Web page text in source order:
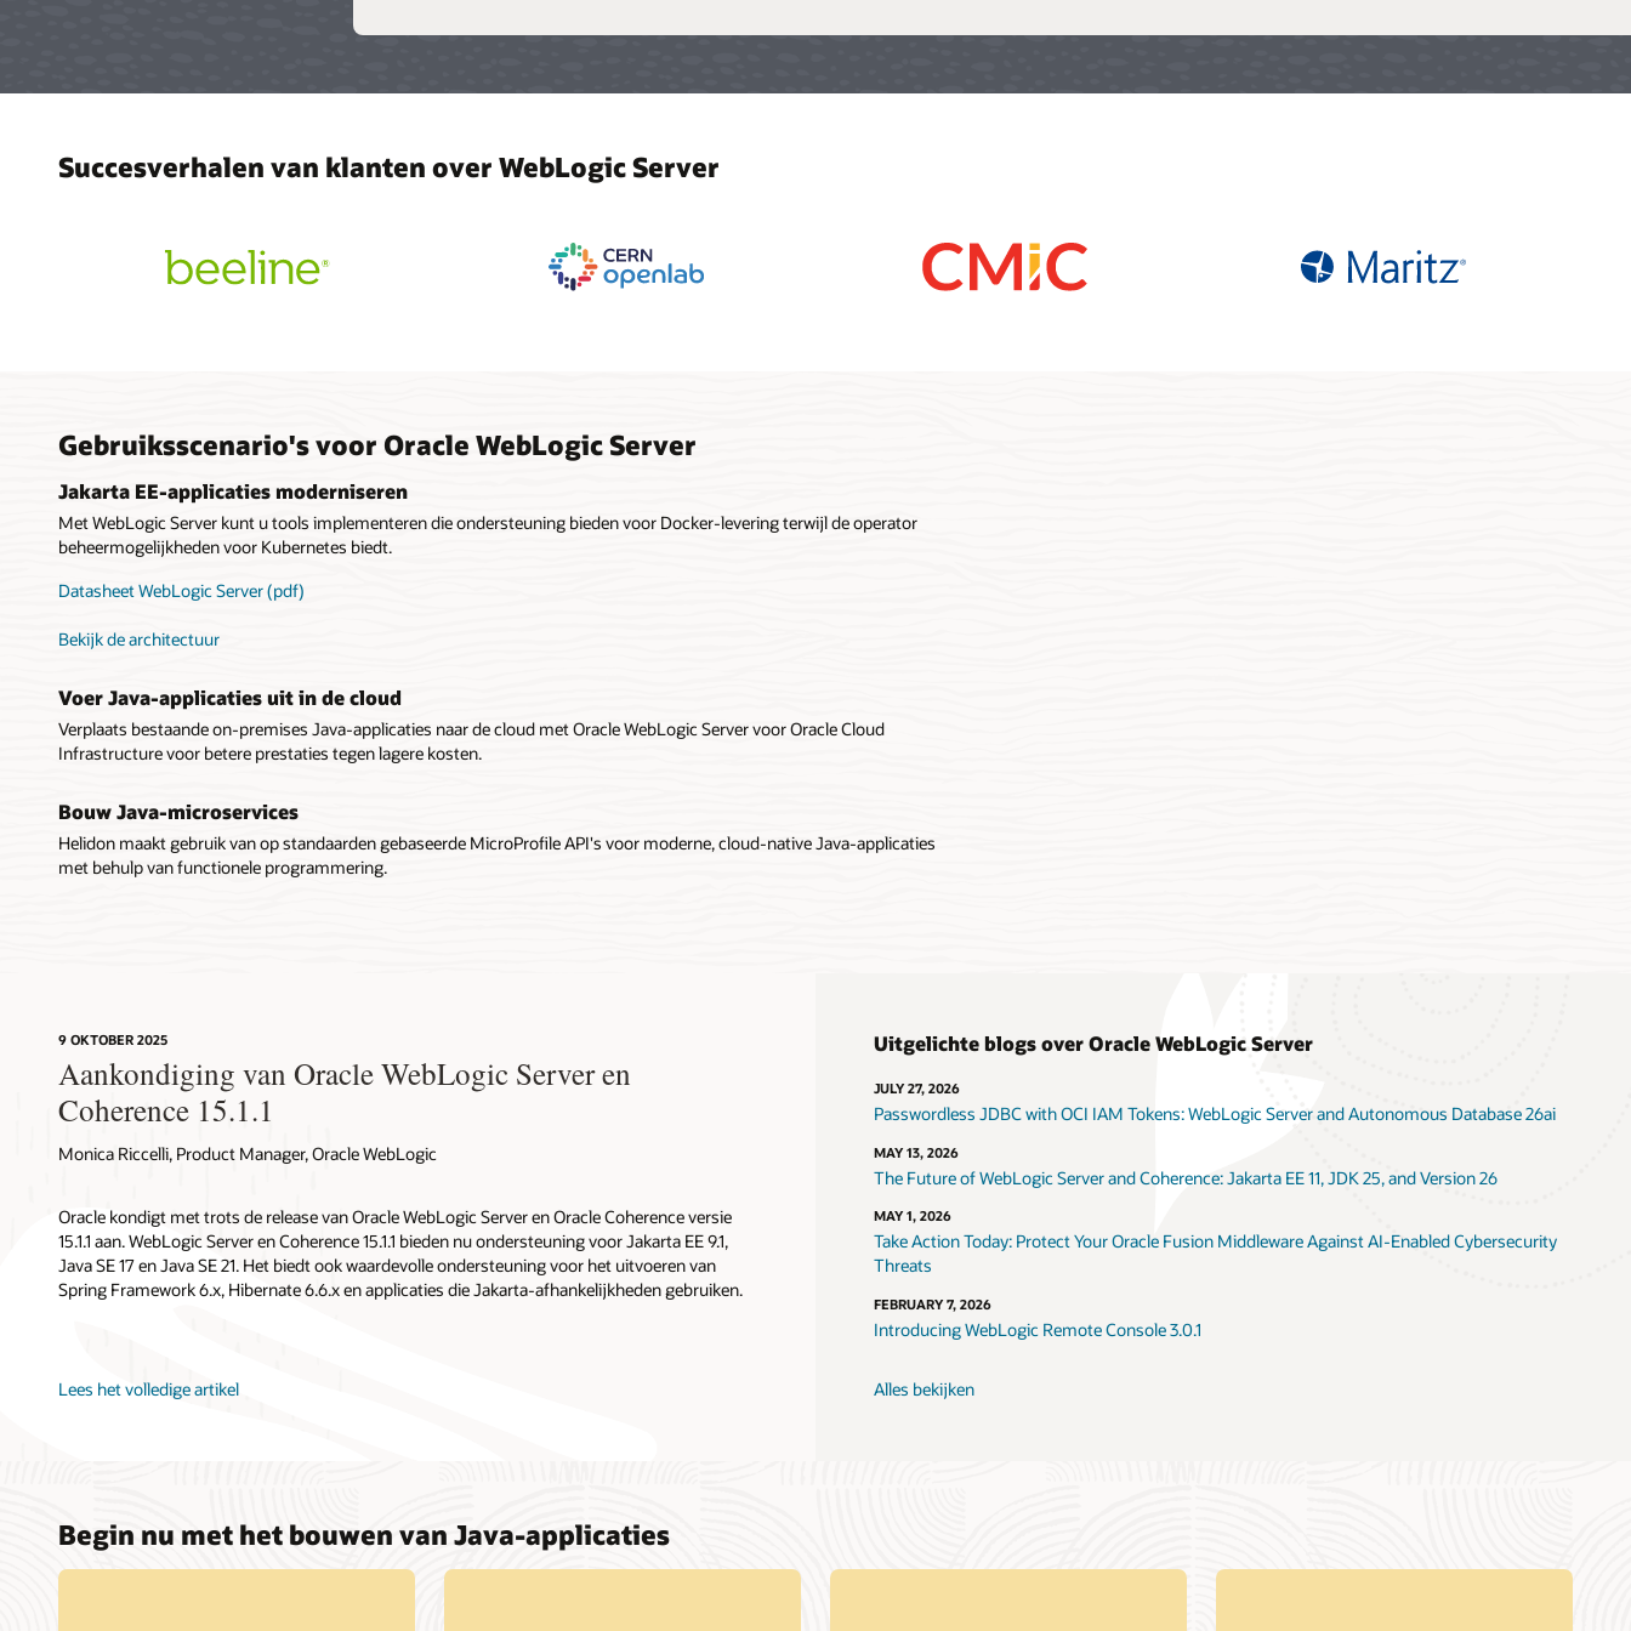
Succesverhalen van klanten over WebLogic Server
Gebruiksscenario's voor Oracle WebLogic Server
Jakarta EE-applicaties moderniseren
Met WebLogic Server kunt u tools implementeren die ondersteuning bieden voor Docker-levering terwijl de operator
beheermogelijkheden voor Kubernetes biedt.
Datasheet WebLogic Server (pdf)
Bekijk de architectuur
Voer Java-applicaties uit in de cloud
Verplaats bestaande on-premises Java-applicaties naar de cloud met Oracle WebLogic Server voor Oracle Cloud
Infrastructure voor betere prestaties tegen lagere kosten.
Bouw Java-microservices
Helidon maakt gebruik van op standaarden gebaseerde MicroProfile API's voor moderne, cloud-native Java-applicaties
met behulp van functionele programmering.
9 OKTOBER 2025
Aankondiging van Oracle WebLogic Server en
Coherence 15.1.1
Monica Riccelli, Product Manager, Oracle WebLogic
Oracle kondigt met trots de release van Oracle WebLogic Server en Oracle Coherence versie
15.1.1 aan. WebLogic Server en Coherence 15.1.1 bieden nu ondersteuning voor Jakarta EE 9.1,
Java SE 17 en Java SE 21. Het biedt ook waardevolle ondersteuning voor het uitvoeren van
Spring Framework 6.x, Hibernate 6.6.x en applicaties die Jakarta-afhankelijkheden gebruiken.
Lees het volledige artikel
Uitgelichte blogs over Oracle WebLogic Server
JULY 27, 2026
Passwordless JDBC with OCI IAM Tokens: WebLogic Server and Autonomous Database 26ai
MAY 13, 2026
The Future of WebLogic Server and Coherence: Jakarta EE 11, JDK 25, and Version 26
MAY 1, 2026
Take Action Today: Protect Your Oracle Fusion Middleware Against AI-Enabled Cybersecurity
Threats
FEBRUARY 7, 2026
Introducing WebLogic Remote Console 3.0.1
Alles bekijken
Begin nu met het bouwen van Java-applicaties